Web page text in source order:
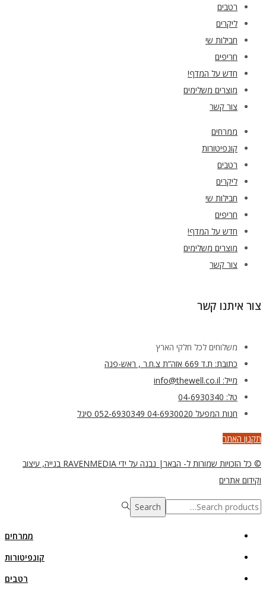
רטבים
ליקרים
חבילות שי
חריפים
חדש על המדף!
מוצרים משלימים
צור קשר
ממרחים
קונפיטורות
רטבים
ליקרים
חבילות שי
חריפים
חדש על המדף!
מוצרים משלימים
צור קשר
צור איתנו קשר
משלוחים לכל חלקי הארץ
כתובת: ת.ד 669 אזה”ת צ.ח.ר , ראש-פנה
מייל: info@thewell.co.il
טל: 04-6930340
חנות המפעל 04-6930020 052-6930349 סיגל
תקנון האתר
© כל הזכויות שמורות ל- הבאר| נבנה על ידי RAVENMEDIA בנייה, עיצוב
וקידום אתרים
Search
Search
ממרחים
קונפיטורות
רטבים